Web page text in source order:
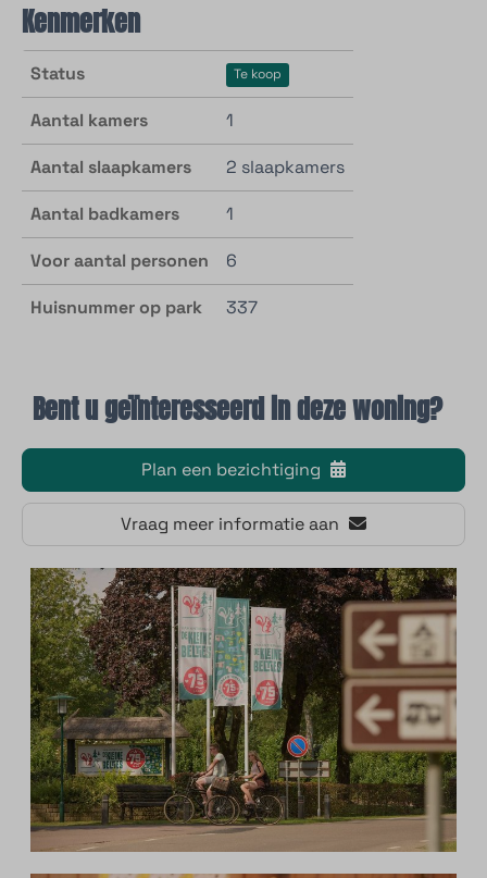
Kenmerken
Status Te koop
Aantal kamers 1
Aantal slaapkamers 2 slaapkamers
Aantal badkamers 1
Voor aantal personen 6
Huisnummer op park 337
Bent u geïnteresseerd in deze woning?
Plan een bezichtiging
Vraag meer informatie aan